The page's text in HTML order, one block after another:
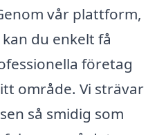
vår plattform,
du enkelt få
företag
område. Vi strävar
så smidig som